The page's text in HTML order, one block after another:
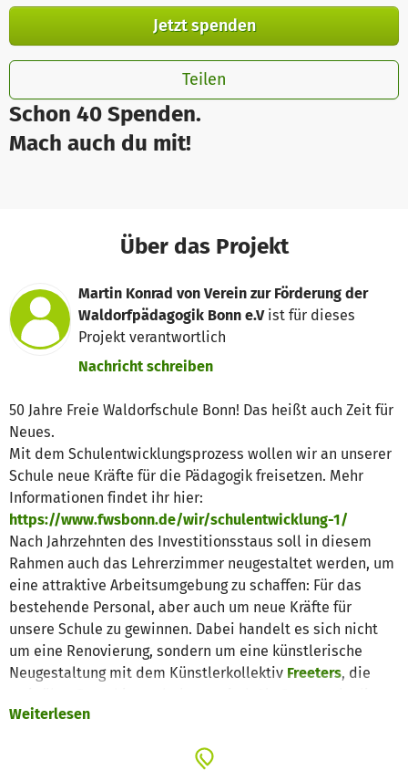
Schon 40 Spenden.
Mach auch du mit!
Jetzt spenden
Teilen
Über das Projekt
Martin Konrad von Verein zur Förderung der
Waldorfpädagogik Bonn e.Vist für dieses
Projekt verantwortlich
Nachricht schreiben
50 Jahre Freie Waldorfschule Bonn! Das heißt auch Zeit für
Neues.
Mit dem Schulentwicklungsprozess wollen wir an unserer
Schule neue Kräfte für die Pädagogik freisetzen. Mehr
Informationen findet ihr hier:
https://www.fwsbonn.de/wir/schulentwicklung-1/
Nach Jahrzehnten des Investitionsstaus soll in diesem
Rahmen auch das Lehrerzimmer neugestaltet werden, um
eine attraktive Arbeitsumgebung zu schaffen: Für das
bestehende Personal, aber auch um neue Kräfte für
unsere Schule zu gewinnen. Dabei handelt es sich nicht
um eine Renovierung, sondern um eine künstlerische
Neugestaltung mit dem Künstlerkollektiv Freeters, die
ein Kreativworkshop mit den Freeters und 5
Umsetzung beginnen diese Woche. Dazu gehört die
Weiterlesen